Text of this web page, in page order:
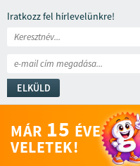
Iratkozz fel hírlevelünkre!
ELKÜLD
MÁR 15 ÉVE
VELETEK!